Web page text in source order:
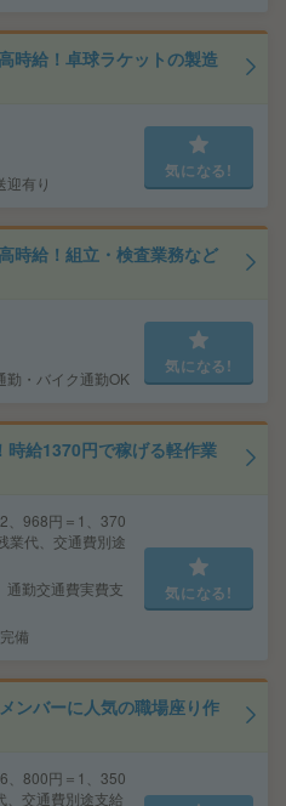
時給！卓球ラケットの製造
有り
気になる!
時給！組立・検査業務など
・バイク通勤OK
気になる!
給1370円で稼げる軽作業
、968円＝1、370
業代、交通費別途
通勤交通費実費支
備
気になる!
ンバーに人気の職場座り作
、800円＝1、350
、交通費別途支給